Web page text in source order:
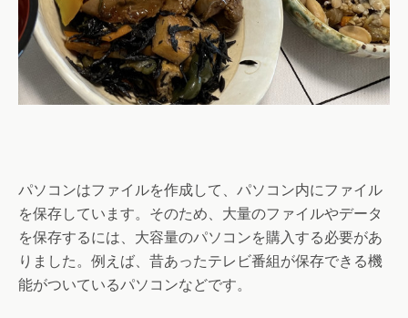
パソコンはファイルを作成して、パソコン内にファイル
を保存しています。そのため、大量のファイルやデータ
を保存するには、大容量のパソコンを購入する必要があ
りました。例えば、昔あったテレビ番組が保存できる機
能がついているパソコンなどです。